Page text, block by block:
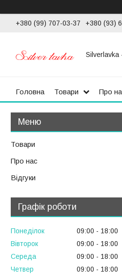
+380 (99) 707-03-37 +380 (93)
Silverlavka
Головна Товари Про
Товари
Про нас
Відгуки
Графік роботи
Понеділок 09:00
18:00
Вівторок
09:00
18:00
Середа
09:00
18:00
Четвер
09:00
18:00